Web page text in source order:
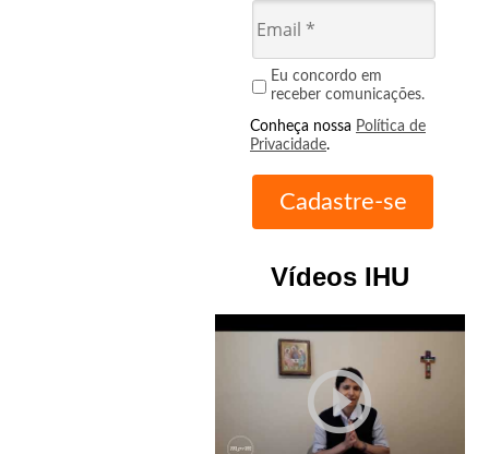
Eu concordo em
receber comunicações.
Conheça nossa Política de
Privacidade.
Vídeos IHU
play_circle_outline